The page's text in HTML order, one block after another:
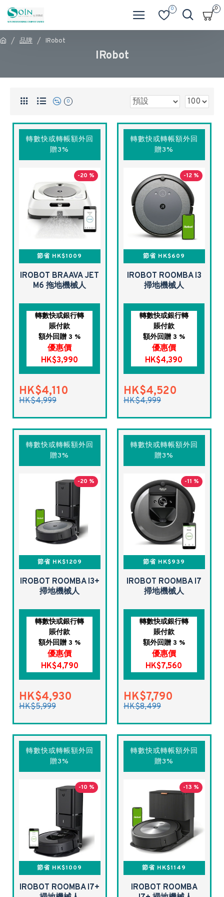
0 0
品牌 IRobot
IRobot
0
轉數快或轉帳額外回
贈3%
-20 %
節省 HK$1009
IROBOT BRAAVA JET
M6 拖地機械人
轉數快或銀行轉
賬付款
額外回贈 3 %
優惠價
HK$3,990
HK$4,110
HK$4,999
轉數快或轉帳額外回
贈3%
-12 %
節省 HK$609
IROBOT ROOMBA I3
掃地機械人
轉數快或銀行轉
賬付款
額外回贈 3 %
優惠價
HK$4,390
HK$4,520
HK$4,999
轉數快或轉帳額外回
贈3%
-20 %
節省 HK$1209
IROBOT ROOMBA I3+
掃地機械人
轉數快或銀行轉
賬付款
額外回贈 3 %
優惠價
HK$4,790
HK$4,930
HK$5,999
轉數快或轉帳額外回
贈3%
-11 %
節省 HK$939
IROBOT ROOMBA I7
掃地機械人
轉數快或銀行轉
賬付款
額外回贈 3 %
優惠價
HK$7,560
HK$7,790
HK$8,499
轉數快或轉帳額外回
贈3%
-10 %
節省 HK$1009
IROBOT ROOMBA I7+
轉數快或轉帳額外回
贈3%
-13 %
節省 HK$1149
IROBOT ROOMBA